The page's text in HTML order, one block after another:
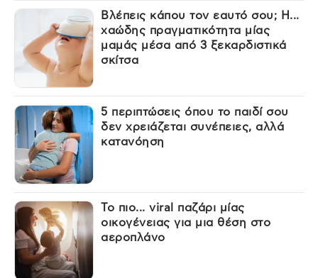
Βλέπεις κάπου τον εαυτό σου; Η...
χαώδης πραγματικότητα μίας
μαμάς μέσα από 3 ξεκαρδιστικά
σκίτσα
5 περιπτώσεις όπου το παιδί σου
δεν χρειάζεται συνέπειες, αλλά
κατανόηση
Το πιο... viral παζάρι μίας
οικογένειας για μια θέση στο
αεροπλάνο